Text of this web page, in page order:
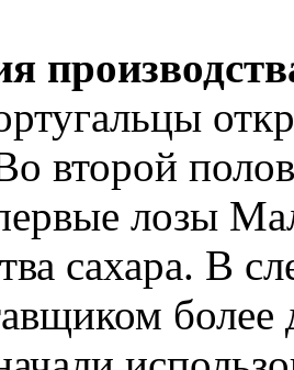
второй
лозы
сахара. В